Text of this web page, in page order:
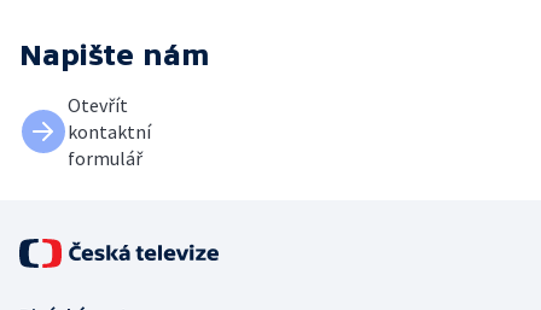
Napište nám
Otevřít
kontaktní
formulář